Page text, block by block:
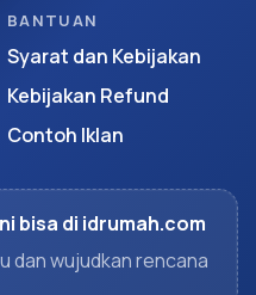
BANTUAN
Syarat dan Kebijakan
Kebijakan Refund
Contoh Iklan
bisa di idrumah.com
dan wujudkan rencana